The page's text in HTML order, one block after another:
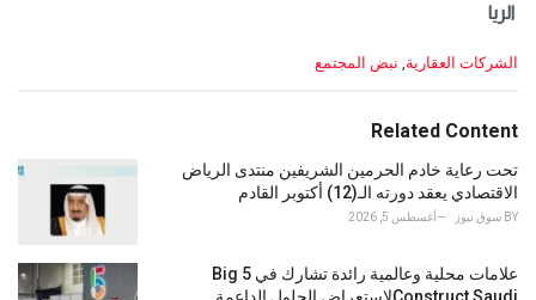
الريا
C
e
o
r
i
:
الشركات العقارية نبض المجتمع
Related Content
تحت رعاية خادم الحرمين الشريفين منتدى الرياض
الاقتصادي يعقد دورته الـ(12) أكتوبر القادم
BY سوق نيوز أغسطس 5, 2026
علامات محلية وعالمية رائدة تشارك في Big 5
Construct Saudiلاستعراض الحلول الداعمة